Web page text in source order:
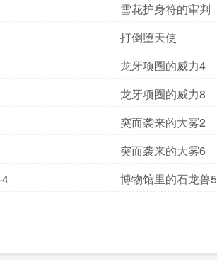
雪花护身符的审判
打倒堕天使
龙牙项圈的威力4
龙牙项圈的威力8
突而袭来的大雾2
突而袭来的大雾6
博物馆里的石龙兽5